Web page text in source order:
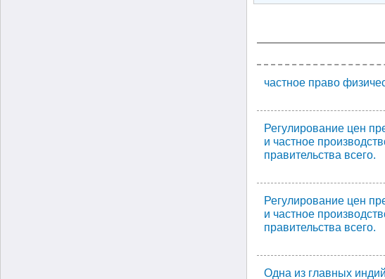
частное право
Регулирование цен
и частное
правительства всего.
Регулирование цен
и частное
правительства всего.
Одна из главных